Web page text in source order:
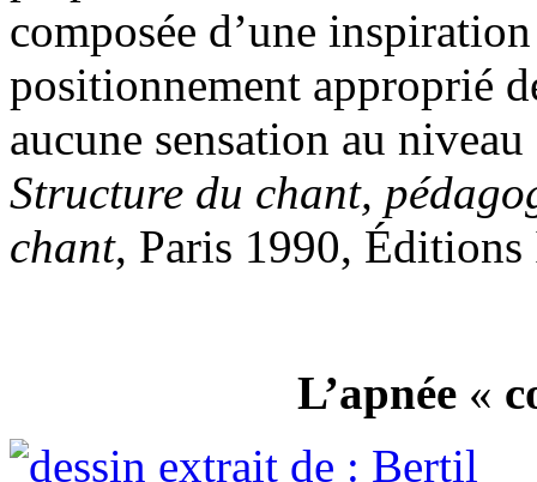
composée d’une
positionnement approprié
aucune sensation au
Structure du chant,
chant, Paris 1990,
L’apnée «